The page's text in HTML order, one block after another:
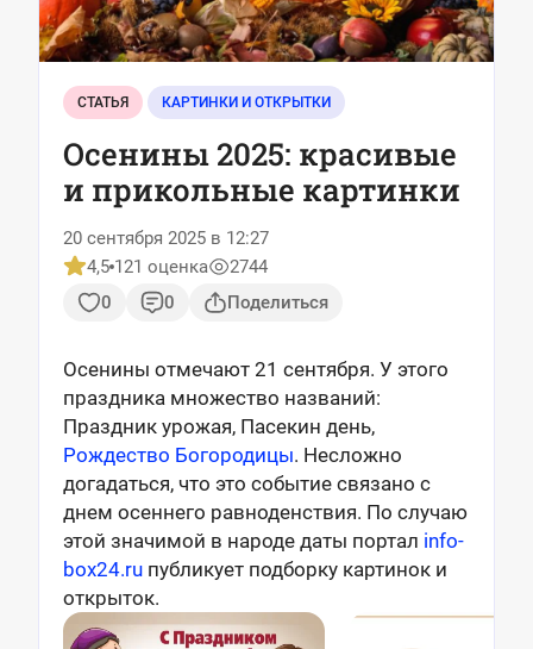
СТАТЬЯ КАРТИНКИ И ОТКРЫТКИ
Осенины 2025: красивые
и прикольные картинки
20 сентября 2025 в 12:27
4,5 121 оценка
2744
0
0 Поделиться
Осенины отмечают 21 сентября. У этого
праздника множество названий:
Праздник урожая, Пасекин день,
Рождество Богородицы. Несложно
догадаться, что это событие связано с
днем осеннего равноденствия. По случаю
этой значимой в народе даты портал info-
box24.ru публикует подборку картинок и
открыток.